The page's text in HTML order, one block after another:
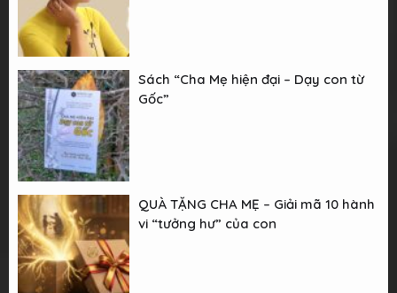
Sách “Cha Mẹ hiện đại – Dạy con từ
Gốc”
QUÀ TẶNG CHA MẸ – Giải mã 10 hành
vi “tưởng hư” của con